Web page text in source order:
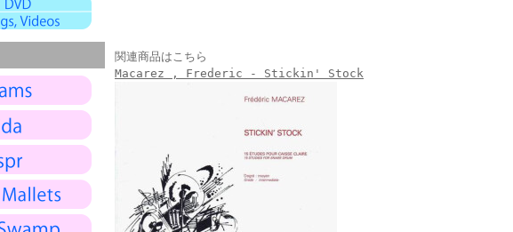
関連商品はこちら
Macarez , Frederic - Stickin' Stock